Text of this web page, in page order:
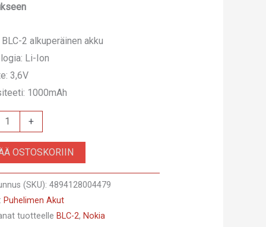
2 alkuperäinen akku
Li-Ion
3,6V
1000mAh
+
OSTOSKORIIN
(SKU):4894128004479
Puhelimen Akut
tuotteelle BLC-2, Nokia